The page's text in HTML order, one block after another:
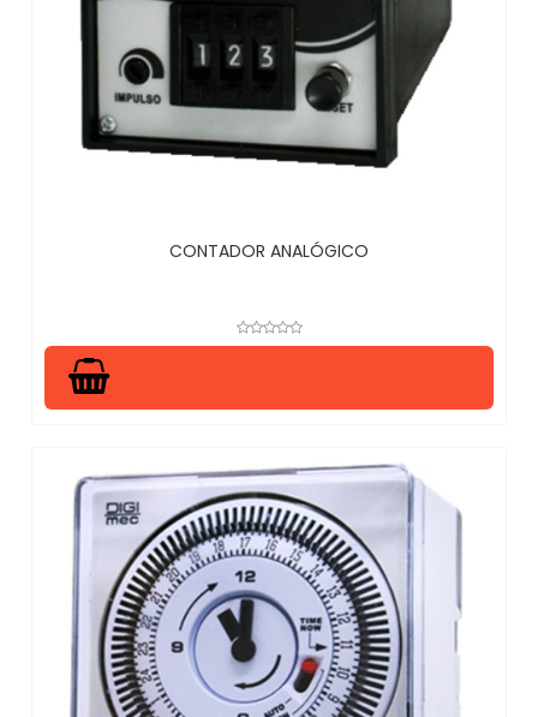
CONTADOR ANALÓGICO